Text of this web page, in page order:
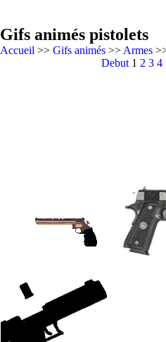
Gifs animés pistolets
Accueil >> Gifs animés >> Armes
Debut 1 2 3 4